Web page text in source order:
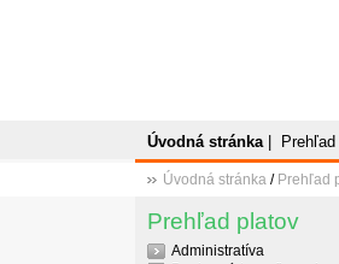
Úvodná stránka|
Úvodná stránka / Prehľad
Prehľad platov
Administratíva